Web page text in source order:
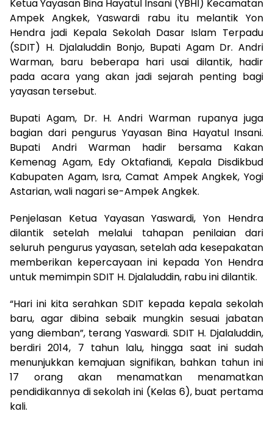
Ketua Yayasan Bina Hayatul Insani (YBHI) Kecamatan
Ampek Angkek, Yaswardi rabu itu melantik Yon
Hendra jadi Kepala Sekolah Dasar Islam Terpadu
(SDIT) H. Djalaluddin Bonjo, Bupati Agam Dr. Andri
Warman, baru beberapa hari usai dilantik, hadir
pada acara yang akan jadi sejarah penting bagi
yayasan tersebut.
Bupati Agam, Dr. H. Andri Warman rupanya juga
bagian dari pengurus Yayasan Bina Hayatul Insani.
Bupati Andri Warman hadir bersama Kakan
Kemenag Agam, Edy Oktafiandi, Kepala Disdikbud
Kabupaten Agam, Isra, Camat Ampek Angkek, Yogi
Astarian, wali nagari se-Ampek Angkek.
Penjelasan Ketua Yayasan Yaswardi, Yon Hendra
dilantik setelah melalui tahapan penilaian dari
seluruh pengurus yayasan, setelah ada kesepakatan
memberikan kepercayaan ini kepada Yon Hendra
untuk memimpin SDIT H. Djalaluddin, rabu ini dilantik.
“Hari ini kita serahkan SDIT kepada kepala sekolah
baru, agar dibina sebaik mungkin sesuai jabatan
yang diemban”, terang Yaswardi. SDIT H. Djalaluddin,
berdiri 2014, 7 tahun lalu, hingga saat ini sudah
menunjukkan kemajuan signifikan, bahkan tahun ini
17 orang akan menamatkan menamatkan
pendidikannya di sekolah ini (Kelas 6), buat pertama
kali.